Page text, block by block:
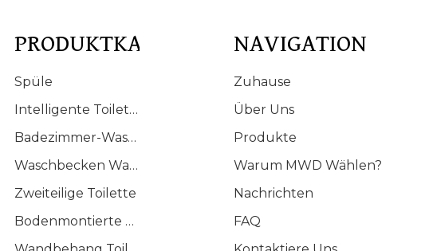
PRODUKTKATALOG
Spüle
Intelligente Toilette
Badezimmer-Waschtisch
Waschbecken Waschbecken
Zweiteilige Toilette
Bodenmontierte Toilette
NAVIGATION
Zuhause
Über Uns
Produkte
Warum MWD Wählen?
Nachrichten
FAQ